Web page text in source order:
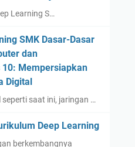
Learning S…
SMK Dasar-Dasar
dan
Mempersiapkan
Digital
saat ini, jaringan …
Deep Learning
berkembangnya